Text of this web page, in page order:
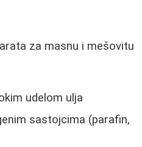
za masnu i mešovitu
udelom ulja
sastojcima (parafin,